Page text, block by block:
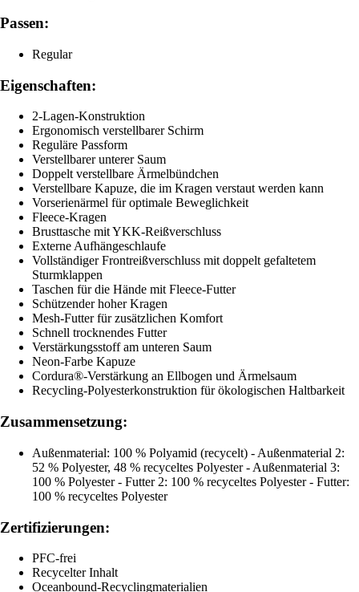
Passen:
Regular
Eigenschaften:
2-Lagen-Konstruktion
Ergonomisch verstellbarer Schirm
Reguläre Passform
Verstellbarer unterer Saum
Doppelt verstellbare Ärmelbündchen
Verstellbare Kapuze, die im Kragen verstaut werden kann
Vorserienärmel für optimale Beweglichkeit
Fleece-Kragen
Brusttasche mit YKK-Reißverschluss
Externe Aufhängeschlaufe
Vollständiger Frontreißverschluss mit doppelt gefaltetem
Sturmklappen
Taschen für die Hände mit Fleece-Futter
Schützender hoher Kragen
Mesh-Futter für zusätzlichen Komfort
Schnell trocknendes Futter
Verstärkungsstoff am unteren Saum
Neon-Farbe Kapuze
Cordura®-Verstärkung an Ellbogen und Ärmelsaum
Recycling-Polyesterkonstruktion für ökologischen Haltbarkeit
Zusammensetzung:
Außenmaterial: 100 % Polyamid (recycelt) - Außenmaterial 2:
52 % Polyester, 48 % recyceltes Polyester - Außenmaterial 3:
100 % Polyester - Futter 2: 100 % recyceltes Polyester - Futter:
100 % recyceltes Polyester
Zertifizierungen:
PFC-frei
Recycelter Inhalt
Oceanbound-Recyclingmaterialien